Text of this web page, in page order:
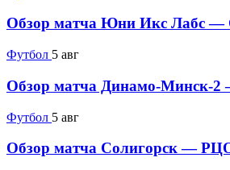
Обзор матча Юни Икс Лабс —
Футбол 5 авг
Обзор матча Динамо-Минск-2
Футбол 5 авг
Обзор матча Солигорск —